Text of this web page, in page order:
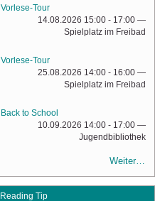
Vorlese-Tour
14.08.2026 15:00 - 17:00 —
Spielplatz im Freibad
Vorlese-Tour
25.08.2026 14:00 - 16:00 —
Spielplatz im Freibad
Back to School
10.09.2026 14:00 - 17:00 —
Jugendbibliothek
Weiter…
Reading Tip